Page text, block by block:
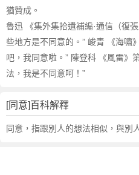
猶贊成。
魯迅 《集外集拾遺補編·通信（復
些地方是不同意的。” 峻青 《海嘯
吧，我同意啦。” 陳登科 《風雷》
法，我是不同意呵！”
[同意]百科解釋
同意，指跟別人的想法相似，與別